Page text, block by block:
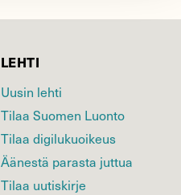
LEHTI
Uusin lehti
Tilaa Suomen Luonto
Tilaa digilukuoikeus
Äänestä parasta juttua
Tilaa uutiskirje